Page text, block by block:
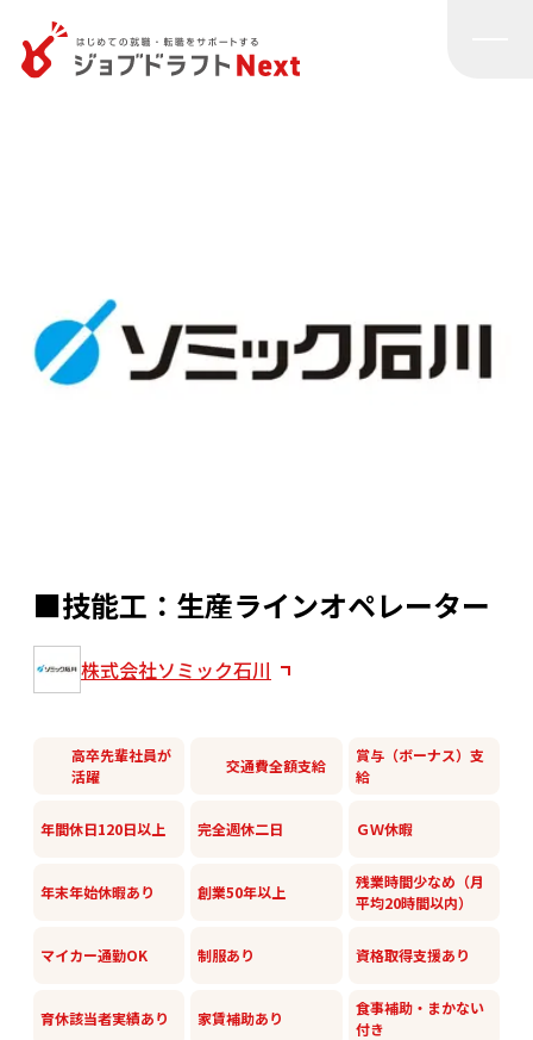
■技能工：生産ラインオペレーター
株式会社ソミック石川
高卒先輩社員が
活躍
交通費全額支給
賞与（ボーナス）支
給
年間休日120日以上 完全週休二日 ＧＷ休暇
年末年始休暇あり 創業50年以上
残業時間少なめ（月
平均20時間以内）
マイカー通勤OK 制服あり 資格取得支援あり
育休該当者実績あり 家賃補助あり
食事補助・まかない
付き